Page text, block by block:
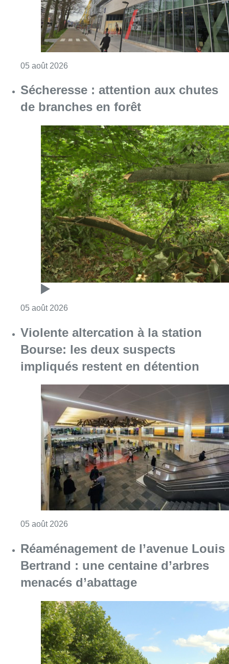
05 août 2026
Sécheresse : attention aux chutes
de branches en forêt
05 août 2026
Violente altercation à la station
Bourse: les deux suspects
impliqués restent en détention
05 août 2026
Réaménagement de l’avenue Louis
Bertrand : une centaine d’arbres
menacés d’abattage